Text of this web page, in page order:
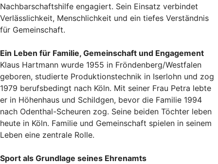
Nachbarschaftshilfe engagiert. Sein Einsatz verbindet
Verlässlichkeit, Menschlichkeit und ein tiefes Verständnis
für Gemeinschaft.
Ein Leben für Familie, Gemeinschaft und Engagement
Klaus Hartmann wurde 1955 in Fröndenberg/Westfalen
geboren, studierte Produktionstechnik in Iserlohn und zog
1979 berufsbedingt nach Köln. Mit seiner Frau Petra lebte
er in Höhenhaus und Schildgen, bevor die Familie 1994
nach Odenthal-Scheuren zog. Seine beiden Töchter leben
heute in Köln. Familie und Gemeinschaft spielen in seinem
Leben eine zentrale Rolle.
Sport als Grundlage seines Ehrenamts